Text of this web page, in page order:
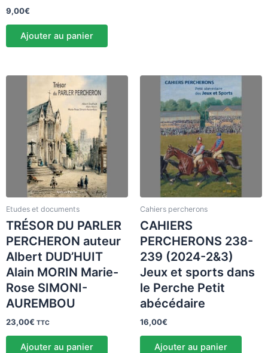
9,00€
Ajouter au panier
Etudes et documents
TRÉSOR DU PARLER
PERCHERON auteur
Albert DUD’HUIT
Alain MORIN Marie-
Rose SIMONI-
AUREMBOU
23,00€ TTC
Ajouter au panier
Cahiers percherons
CAHIERS
PERCHERONS 238-
239 (2024-2&3)
Jeux et sports dans
le Perche Petit
abécédaire
16,00€
Ajouter au panier